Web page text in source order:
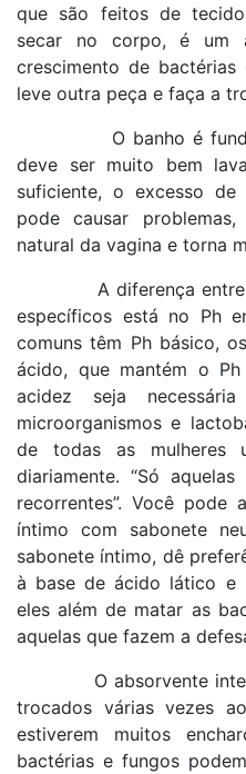
que são feitos de
secar no corpo, é um
crescimento de
leve outra peça e faça a
O banho é
deve ser muito bem
suficiente, o excesso
pode causar
natural da vagina e torna
A diferença
específicos está no Ph
comuns têm Ph básico,
ácido, que mantém o
acidez seja
microorganismos e
de todas as mulheres
diariamente. “Só
recorrentes”. Você pode
íntimo com sabonete
sabonete íntimo, dê
à base de ácido lático e
eles além de matar as
aquelas que fazem a
O absorvente
trocados várias vezes
estiverem muitos
bactérias e fungos